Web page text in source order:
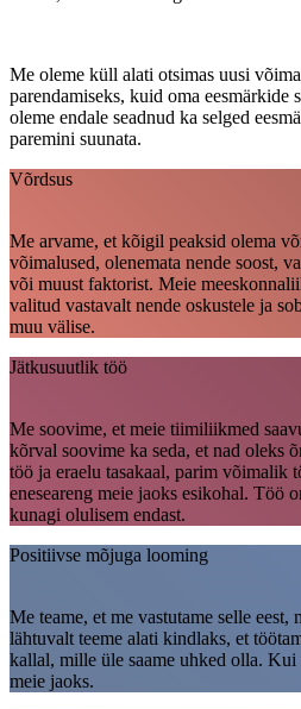
Me oleme küll alati otsimas uusi
parendamiseks, kuid oma eesmärkide
oleme endale seadnud ka selged
paremini suunata.
Võrdsus
Me arvame, et kõigil peaksid olema
võimalused, olenemata nende soost,
või muust faktorist. Meie
valitud vastavalt nende oskustele ja
muu välise.
Jätkusuutlik töö
Me soovime, et meie tiimiliikmed
kõrval soovime ka seda, et nad oleks
töö ja eraelu tasakaal, parim võimalik
eneseareng meie jaoks esikohal. Töö
kunagi olulisem endast.
Positiivse mõjuga looming
Me teame, et me vastutame selle eest,
lähtuvalt teeme alati kindlaks, et
kallal, mille üle saame uhked olla. Kui
meie jaoks.